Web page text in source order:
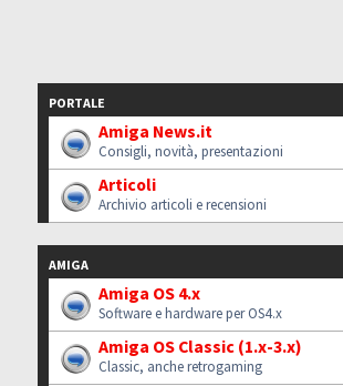
PORTALE
Amiga News.it
Consigli, novità, presentazioni
Articoli
Archivio articoli e recensioni
AMIGA
Amiga OS 4.x
Software e hardware per OS4.x
Amiga OS Classic (1.x-3.x)
Classic, anche retrogaming